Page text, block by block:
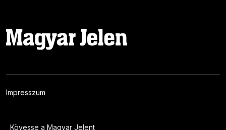
Impresszum
Kövesse a Magyar Jelent